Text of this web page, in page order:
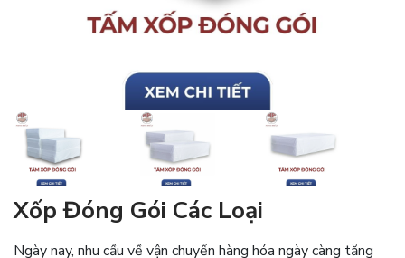
Xốp Đóng Gói Các Loại
Ngày nay, nhu cầu về vận chuyển hàng hóa ngày càng tăng